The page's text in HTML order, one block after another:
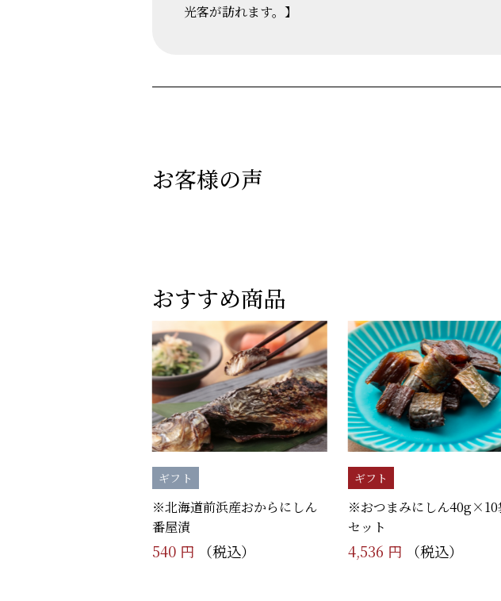
光客が訪れます。】
お客様の声
おすすめ商品
ギフト
※北海道前浜産おからにしん
番屋漬
540 円 （税込）
ギフト
※おつまみにしん40g×10
セット
4,536 円 （税込）